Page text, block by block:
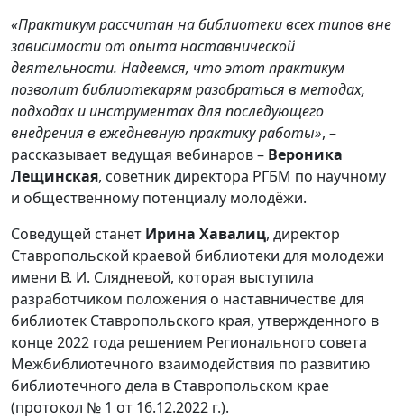
«Практикум рассчитан на библиотеки всех типов вне
зависимости от опыта наставнической
деятельности. Надеемся, что этот практикум
позволит библиотекарям разобраться в методах,
подходах и инструментах для последующего
внедрения в ежедневную практику работы», –
рассказывает ведущая вебинаров – Вероника
Лещинская, советник директора РГБМ по научному
и общественному потенциалу молодёжи.
Соведущей станет Ирина Хавалиц, директор
Ставропольской краевой библиотеки для молодежи
имени В. И. Слядневой, которая выступила
разработчиком положения о наставничестве для
библиотек Ставропольского края, утвержденного в
конце 2022 года решением Регионального совета
Межбиблиотечного взаимодействия по развитию
библиотечного дела в Ставропольском крае
(протокол № 1 от 16.12.2022 г.).